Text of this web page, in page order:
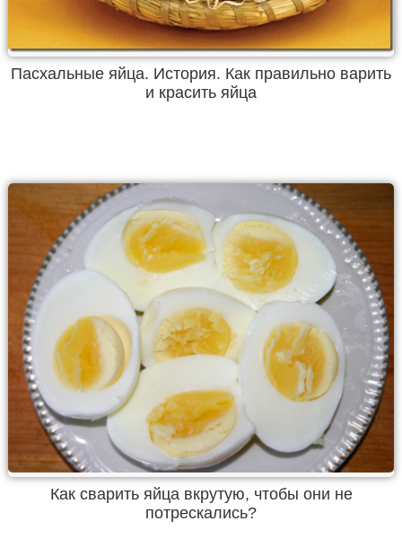
Пасхальные яйца. История. Как правильно варить
и красить яйца
Как сварить яйца вкрутую, чтобы они не
потрескались?